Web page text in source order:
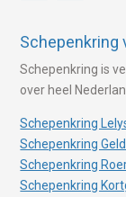
Schepenkring
Schepenkring is
over heel
Schepenkring
Schepenkring
Schepenkring
Schepenkring